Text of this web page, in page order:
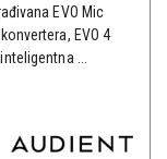
EVO Mic
EVO 4
...